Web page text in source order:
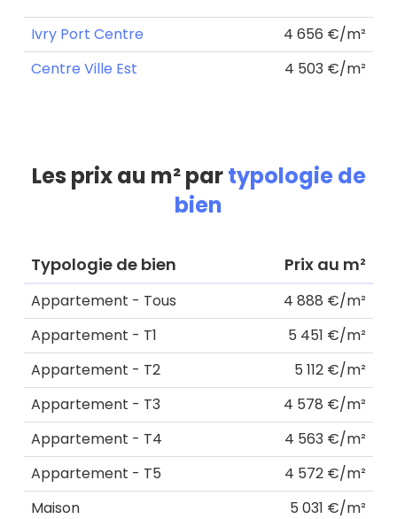
Ivry Port Centre
4 656 €/m²
Centre Ville Est
4 503 €/m²
Les prix au m² partypologie de
bien
Typologie de bien Prix au m²
Appartement - Tous
4 888 €/m²
Appartement - T1
5 451 €/m²
Appartement - T2
5 112 €/m²
Appartement - T3
4 578 €/m²
Appartement - T4
4 563 €/m²
Appartement - T5
4 572 €/m²
Maison
5 031 €/m²